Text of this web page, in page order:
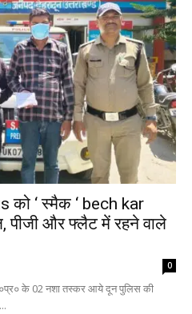
को ‘ स्मैक ‘ bech kar
पीजी और फ्लैट में रहने वाले
0
के 02 नशा तस्कर आये दून पुलिस की